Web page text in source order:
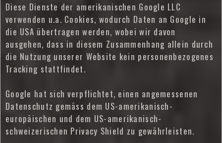
Diese Dienste der amerikanischen Google LLC
verwenden u.a. Cookies, wodurch Daten an Google in
die USA übertragen werden, wobei wir davon
ausgehen, dass in diesem Zusammenhang allein durch
die Nutzung unserer Website kein personenbezogenes
Tracking stattfindet.
Google hat sich verpflichtet, einen angemessenen
Datenschutz gemäss dem US-amerikanisch-
europäischen und dem US-amerikanisch-
schweizerischen Privacy Shield zu gewährleisten.